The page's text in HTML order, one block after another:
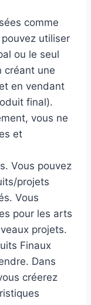
comme
utiliser
ou le seul
créant une
en vendant
final).
vous ne
et
Vous pouvez
projets
Vous
pour les arts
projets.
Finaux
Dans
créerez